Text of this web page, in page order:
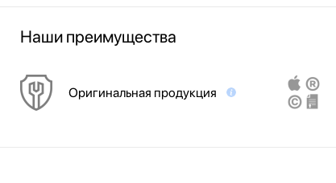
Наши преимущества
Оригинальная продукция